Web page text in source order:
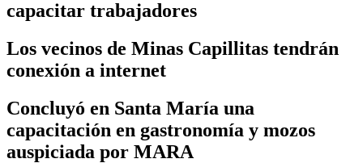
capacitar trabajadores
Los vecinos de Minas Capillitas tendrán
conexión a internet
Concluyó en Santa María una
capacitación en gastronomía y mozos
auspiciada por MARA